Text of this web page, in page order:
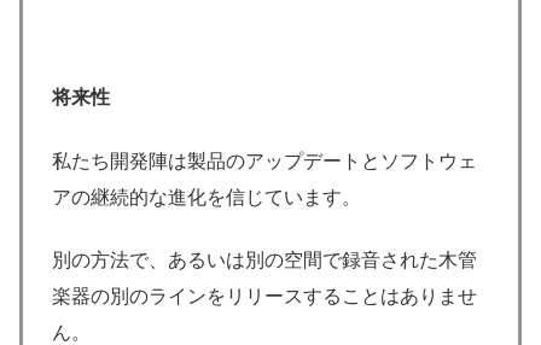
将来性
私たち開発陣は製品のアップデートとソフトウェ
アの継続的な進化を信じています。
別の方法で、あるいは別の空間で録音された木管
楽器の別のラインをリリースすることはありませ
ん。